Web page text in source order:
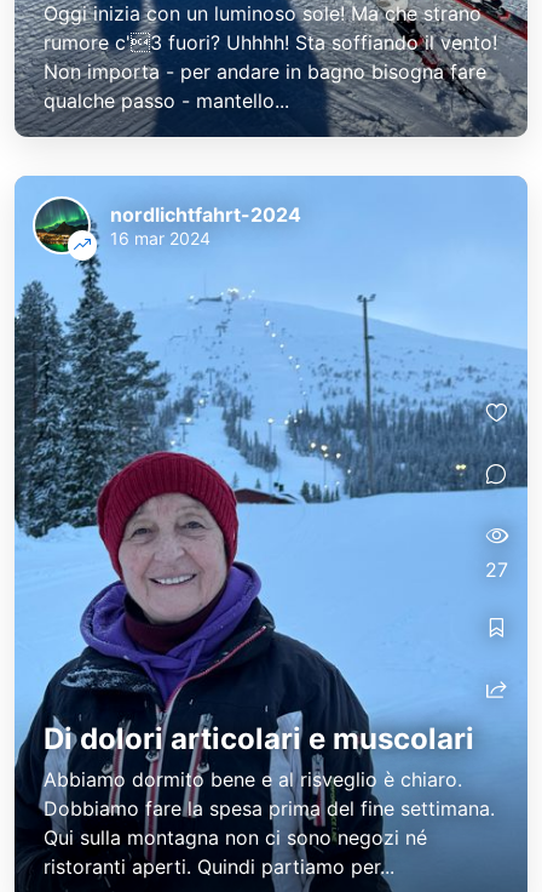
Oggi inizia con un luminoso sole! Ma che strano
rumore c'3 fuori? Uhhhh! Sta soffiando il vento!
Non importa - per andare in bagno bisogna fare
qualche passo - mantello...
Di dolori articolari e muscolari
Abbiamo dormito bene e al risveglio è chiaro.
Dobbiamo fare la spesa prima del fine settimana.
Qui sulla montagna non ci sono negozi né
ristoranti aperti. Quindi partiamo per...
nordlichtfahrt-2024
16 mar 2024
27